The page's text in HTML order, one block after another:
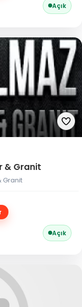
Açık
& Granit
Granit
Açık